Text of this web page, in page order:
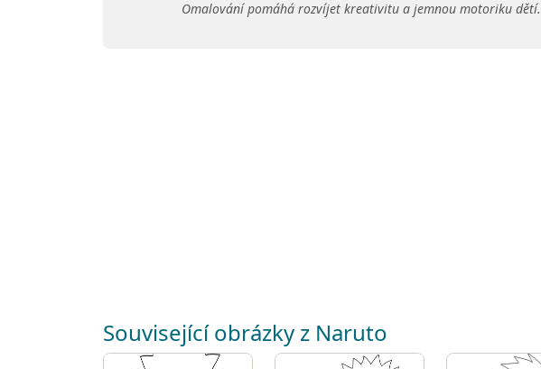
Omalování pomáhá rozvíjet kreativitu a jemnou motoriku
Související obrázky z Naruto